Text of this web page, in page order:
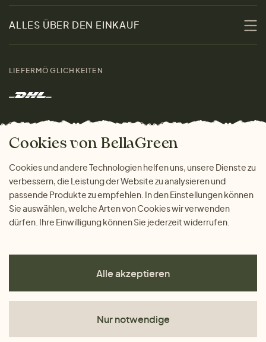
Nachhaltigkeit
Kontakt
Marken
Das freundliche Magazin
Damen
Herren
Geschenke
ALLES ÜBER DEN EINKAUF
Warum bei uns einkaufen
LIEFERMÖGLICHKEITEN
ZAHLUNGSMÖGLICHKEITEN
Cookies von BellaGreen
Cookies und andere Technologien helfen uns, unsere Dienste zu
verbessern, die Leistung der Website zu analysieren und
passende Produkte zu empfehlen. In den Einstellungen können
Sie auswählen, welche Arten von Cookies wir verwenden
dürfen. Ihre Einwilligung können Sie jederzeit widerrufen.
Alle akzeptieren
Nur notwendige